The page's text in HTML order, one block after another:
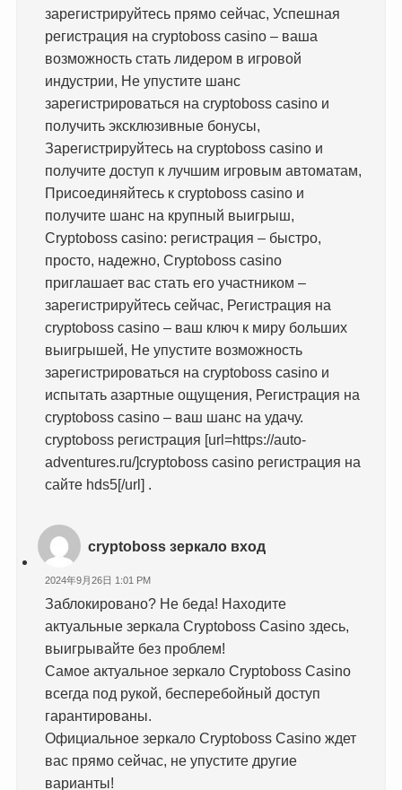
зарегистрируйтесь прямо сейчас, Успешная
регистрация на cryptoboss casino – ваша
возможность стать лидером в игровой
индустрии, Не упустите шанс
зарегистрироваться на cryptoboss casino и
получить эксклюзивные бонусы,
Зарегистрируйтесь на cryptoboss casino и
получите доступ к лучшим игровым автоматам,
Присоединяйтесь к cryptoboss casino и
получите шанс на крупный выигрыш,
Cryptoboss casino: регистрация – быстро,
просто, надежно, Cryptoboss casino
приглашает вас стать его участником –
зарегистрируйтесь сейчас, Регистрация на
cryptoboss casino – ваш ключ к миру больших
выигрышей, Не упустите возможность
зарегистрироваться на cryptoboss casino и
испытать азартные ощущения, Регистрация на
cryptoboss casino – ваш шанс на удачу.
cryptoboss регистрация [url=https://auto-
adventures.ru/]cryptoboss casino регистрация на
сайте hds5[/url] .
cryptoboss зеркало вход
2024年9月26日 1:01 PM
Заблокировано? Не беда! Находите
актуальные зеркала Cryptoboss Casino здесь,
выигрывайте без проблем!
Самое актуальное зеркало Cryptoboss Casino
всегда под рукой, бесперебойный доступ
гарантированы.
Официальное зеркало Cryptoboss Casino ждет
вас прямо сейчас, не упустите другие
варианты!